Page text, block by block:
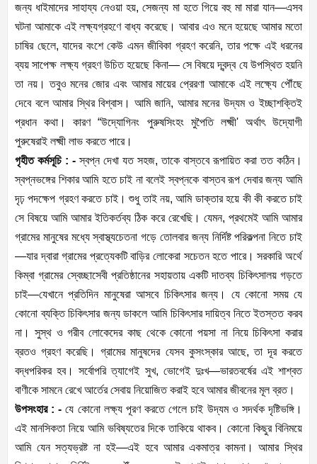
জন্য ধাইমাদের সাহায্য নেওয়া হয়, সেজন্য মা হতে গিয়ে বহু মা মারা যান—এসব
ঘটনা আমাকে এই লক্ষ্যগ্রহণে বাধ্য করেছে। আবার এও মনে হয়েছে আমার মতো
চাষির ছেলে, যাদের বংশে কেউ এমন জীবিকা গ্রহণ করেনি, তার পক্ষে এই ধরনের
ব্যয় সাপেক্ষ লক্ষ্য গ্রহণ উচিত হয়েছে কিনা— সে বিষয়ে দ্বন্দ্ব যে উপস্থিত হয়নি
তা নয়। তবুও মনের জোর এবং আমার মায়ের প্রেরণা আমাকে এই লক্ষ্যে পৌঁছে
দেবে বলে আমার স্থির বিশ্বাস। আমি জানি, আমার মনের উদ্যম ও ইচ্ছাশক্তিই
প্রধান কথা। কারণ “উদ্যোগিনং পুরুষসিংহং মুপৈতি লক্ষ্মী' অর্থাৎ উদ্যোগী
পুরুষেরাই লক্ষ্মী লাভ করতে পারে।
গৃহীত কর্মসূচি : - স্বপ্ন দেখা যত সহজ, তাকে বাস্তবে রূপায়িত করা তত কঠিন।
স্বপ্নভঙ্গের শিকার আমি হতে চাই না বলেই স্বপ্নকে বাস্তব রূপ দেবার জন্য আমি
দৃঢ় পদক্ষেপ গ্রহণ করতে চাই। শুধু তাই নয়, আমি ডাক্তার হয়ে কী কী করতে চাই
সে বিষয়ে আমি আমার ইতিকর্তব্য ঠিক করে রেখেছি। যেমন, প্রথমেই আমি আমার
গ্রামের মানুষের মধ্যে স্বাস্থ্যচেতনা গড়ে তোলবার জন্য নির্দিষ্ট পরিকল্পনা নিতে চাই
—যার দ্বারা গ্রামের প্রত্যেকটি বাড়ির লোকেরা সচেতন হতে পারে। সরকারি অর্থে
কিম্বা গ্রামের স্বেচ্ছাসেবী প্রতিষ্ঠানের সহায়তায় একটি দাতব্য চিকিৎসালয় গড়তে
চাই—যেখানে প্রতিদিন মানুষেরা আসবে চিকিৎসার জন্য। যে কোনো সময় যে
কোনো ব্যক্তি চিকিৎসার জন্য ডাকলে আমি চিকিৎসার দায়িত্ব নিতে ইতস্তত করব
না। সুস্থ ও গরীব লোকেদের কাছ থেকে কোনো পয়সা না নিয়ে চিকিৎসা করার
ব্রতও গ্রহণ করেছি। গ্রামের মানুষদের যেসব কুসংস্কার আছে, তা দূর করতে
বদ্ধপরিকর হব। সর্বোপরি ত্যাগেই সুখ, ভোগেই দুঃখ—ভারতবর্ষের এই শাশ্বত
বাণীকে সামনে রেখে আর্তের সেবায় নিয়োজিত করাই হবে আমার জীবনের মূল ব্রত।
উপসংহার : -যে কোনো লক্ষ্য পূরণ করতে গেলে চাই উদ্যম ও সদর্থক দৃষ্টিভঙ্গি।
এই মানসিকতা নিয়ে আমি ভবিষ্যতের দিকে তাকিয়ে থাকব। কোনো কিছুর বিনিময়ে
আমি যেন সত্যভ্রষ্ট না হই—এই হবে আমার একমাত্র কামনা। আমার স্থির